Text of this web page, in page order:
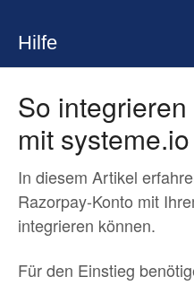
Hilfe
So
mit systeme.io
In diesem Artikel
Razorpay-Konto mit
integrieren können.
Für den Einstieg